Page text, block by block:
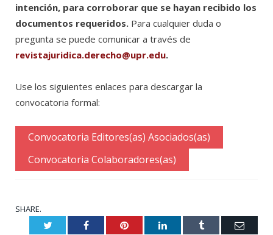
intención, para corroborar que se hayan recibido los
documentos requeridos. Para cualquier duda o
pregunta se puede comunicar a través de
revistajuridica.derecho@upr.edu.
Use los siguientes enlaces para descargar la
convocatoria formal:
Convocatoria Editores(as) Asociados(as)
Convocatoria Colaboradores(as)
SHARE.
Twitter Facebook Pinterest LinkedIn Tumblr Email